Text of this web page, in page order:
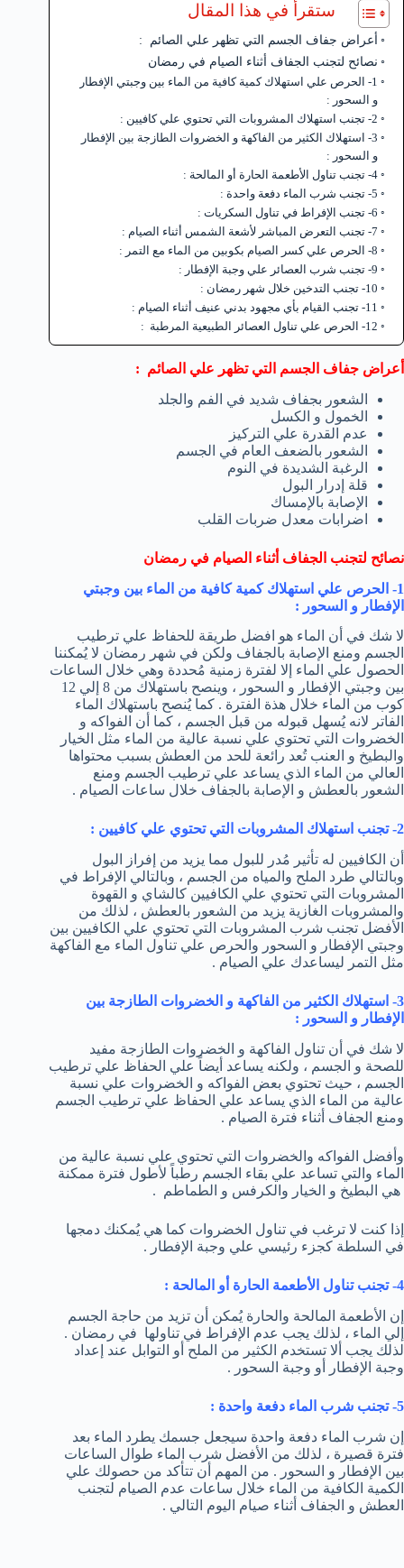
ستقرأ في هذا المقال
أعراض جفاف الجسم التي تظهر علي الصائم :
نصائح لتجنب الجفاف أثناء الصيام في رمضان
1- الحرص علي استهلاك كمية كافية من الماء بين وجبتي الإفطار
و السحور :
2- تجنب استهلاك المشروبات التي تحتوي علي كافيين :
3- استهلاك الكثير من الفاكهة و الخضروات الطازجة بين الإفطار
و السحور :
4- تجنب تناول الأطعمة الحارة أو المالحة :
5- تجنب شرب الماء دفعة واحدة :
6- تجنب الإفراط في تناول السكريات :
7- تجنب التعرض المباشر لأشعة الشمس أثناء الصيام :
8- الحرص علي كسر الصيام بكوبين من الماء مع التمر :
9- تجنب شرب العصائر علي وجبة الإفطار :
10- تجنب التدخين خلال شهر رمضان :
11- تجنب القيام بأي مجهود بدني عنيف أثناء الصيام :
12- الحرص علي تناول العصائر الطبيعية المرطبة :
أعراض جفاف الجسم التي تظهر علي الصائم :
الشعور بجفاف شديد في الفم والجلد
الخمول و الكسل
عدم القدرة علي التركيز
الشعور بالضعف العام في الجسم
الرغبة الشديدة في النوم
قلة إدرار البول
الإصابة بالإمساك
اضرابات معدل ضربات القلب
نصائح لتجنب الجفاف أثناء الصيام في رمضان
1- الحرص علي استهلاك كمية كافية من الماء بين وجبتي
الإفطار و السحور :
لا شك في أن الماء هو افضل طريقة للحفاظ علي ترطيب
الجسم ومنع الإصابة بالجفاف ولكن في شهر رمضان لا يُمكننا
الحصول علي الماء إلا لفترة زمنية مُحددة وهي خلال الساعات
بين وجبتي الإفطار و السحور ، وينصح باستهلاك من 8 إلي 12
كوب من الماء خلال هذة الفترة . كما يُنصح باستهلاك الماء
الفاتر لانه يُسهل قبوله من قبل الجسم ، كما أن الفواكه و
الخضروات التي تحتوي علي نسبة عالية من الماء مثل الخيار
والبطيخ و العنب تُعد رائعة للحد من العطش بسبب محتواها
العالي من الماء الذي يساعد علي ترطيب الجسم ومنع
الشعور بالعطش و الإصابة بالجفاف خلال ساعات الصيام .
2- تجنب استهلاك المشروبات التي تحتوي علي كافيين :
أن الكافيين له تأثير مُدر للبول مما يزيد من إفراز البول
وبالتالي طرد الملح والمياه من الجسم ، وبالتالي الإفراط في
المشروبات التي تحتوي علي الكافيين كالشاي و القهوة
والمشروبات الغازية يزيد من الشعور بالعطش ، لذلك من
الأفضل تجنب شرب المشروبات التي تحتوي علي الكافيين بين
وجبتي الإفطار و السحور والحرص علي تناول الماء مع الفاكهة
مثل التمر ليساعدك علي الصيام .
3- استهلاك الكثير من الفاكهة و الخضروات الطازجة بين
الإفطار و السحور :
لا شك في أن تناول الفاكهة و الخضروات الطازجة مفيد
للصحة و الجسم ، ولكنه يساعد أيضاً علي الحفاظ علي ترطيب
الجسم ، حيث تحتوي بعض الفواكه و الخضروات علي نسبة
عالية من الماء الذي يساعد علي الحفاظ علي ترطيب الجسم
ومنع الجفاف أثناء فترة الصيام .
وأفضل الفواكه والخضروات التي تحتوي علي نسبة عالية من
الماء والتي تساعد علي بقاء الجسم رطباً لأطول فترة ممكنة
هي البطيخ و الخيار والكرفس و الطماطم .
إذا كنت لا ترغب في تناول الخضروات كما هي يُمكنك دمجها
في السلطة كجزء رئيسي علي وجبة الإفطار .
4- تجنب تناول الأطعمة الحارة أو المالحة :
إن الأطعمة المالحة والحارة يُمكن أن تزيد من حاجة الجسم
إلي الماء ، لذلك يجب عدم الإفراط في تناولها في رمضان .
لذلك يجب ألا تستخدم الكثير من الملح أو التوابل عند إعداد
وجبة الإفطار أو وجبة السحور .
5- تجنب شرب الماء دفعة واحدة :
إن شرب الماء دفعة واحدة سيجعل جسمك يطرد الماء بعد
فترة قصيرة ، لذلك من الأفضل شرب الماء طوال الساعات
بين الإفطار و السحور . من المهم أن تتأكد من حصولك علي
الكمية الكافية من الماء خلال ساعات عدم الصيام لتجنب
العطش و الجفاف أثناء صيام اليوم التالي .